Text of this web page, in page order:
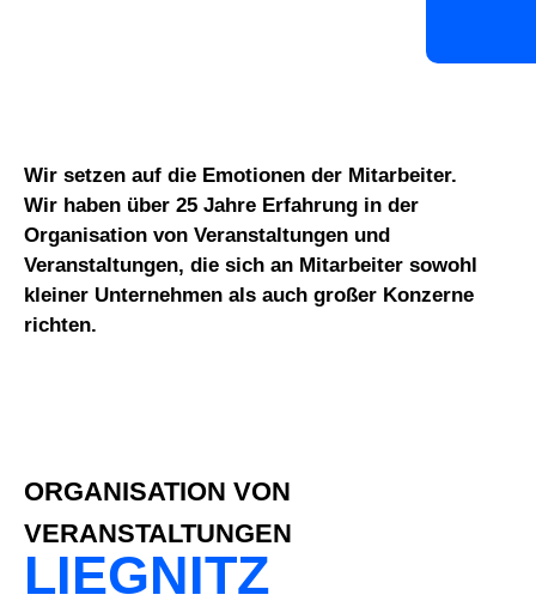
Wir setzen auf die Emotionen der Mitarbeiter.
Wir haben über 25 Jahre Erfahrung in der
Organisation von Veranstaltungen und
Veranstaltungen, die sich an Mitarbeiter sowohl
kleiner Unternehmen als auch großer Konzerne
richten.
ORGANISATION VON
VERANSTALTUNGEN
LIEGNITZ